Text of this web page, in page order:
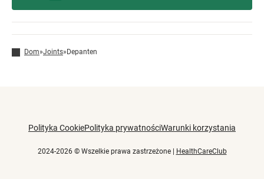
Dom»Joints» Depanten
Polityka CookiePolityka prywatnościWarunki korzystania
2024-2026 © Wszelkie prawa zastrzeżone | HealthCareClub